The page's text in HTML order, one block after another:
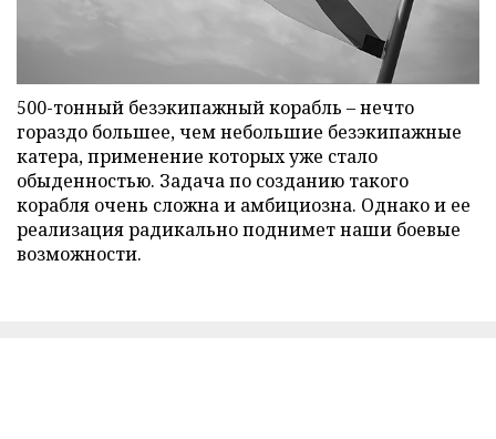
500-тонный безэкипажный корабль – нечто
гораздо большее, чем небольшие безэкипажные
катера, применение которых уже стало
обыденностью. Задача по созданию такого
корабля очень сложна и амбициозна. Однако и ее
реализация радикально поднимет наши боевые
возможности.